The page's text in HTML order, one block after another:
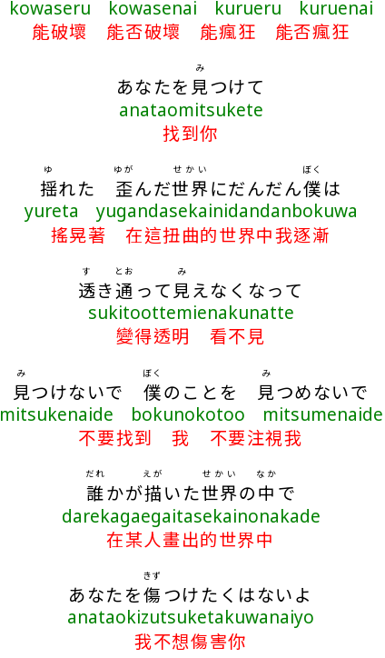
kowaseru kowasenai kurueru kuruenai
能破壞 能否破壞 能瘋狂 能否瘋狂
あなたを見
み
つけて
anataomitsukete
找到你
揺
ゆ
れた 歪
ゆが
んだ世界
せかい
にだんだん僕
ぼく
は
yureta yugandasekainidandanbokuwa
搖晃著 在這扭曲的世界中我逐漸
透
す
き通
とお
って見
み
えなくなって
sukitoottemienakunatte
變得透明 看不見
見
み
つけないで 僕
ぼく
のことを 見
み
つめないで
mitsukenaide bokunokotoo mitsumenaide
不要找到 我 不要注視我
誰
だれ
かが描
えが
いた世界
せかい
の中
なか
で
darekagaegaitasekainonakade
在某人畫出的世界中
あなたを傷
きず
つけたくはないよ
anataokizutsuketakuwanaiyo
我不想傷害你